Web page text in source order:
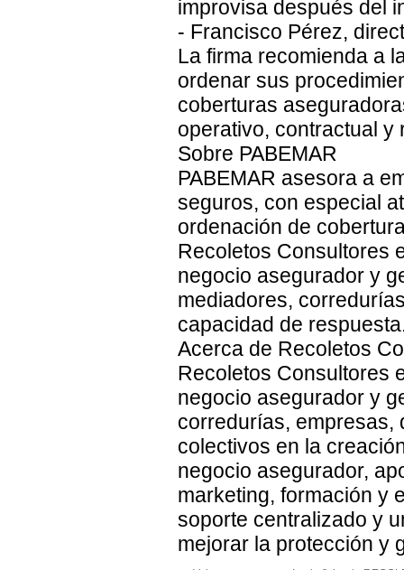
improvisa después del
- Francisco Pérez,
La firma recomienda a
ordenar sus
coberturas
operativo, contractual y
Sobre PABEMAR
PABEMAR asesora a
seguros, con especial
ordenación de
Recoletos Consultores
negocio asegurador y
mediadores,
capacidad de
Acerca de Recoletos
Recoletos Consultores
negocio asegurador y
corredurías, empresas,
colectivos en la
negocio asegurador,
marketing, formación y
soporte centralizado y
mejorar la protección y